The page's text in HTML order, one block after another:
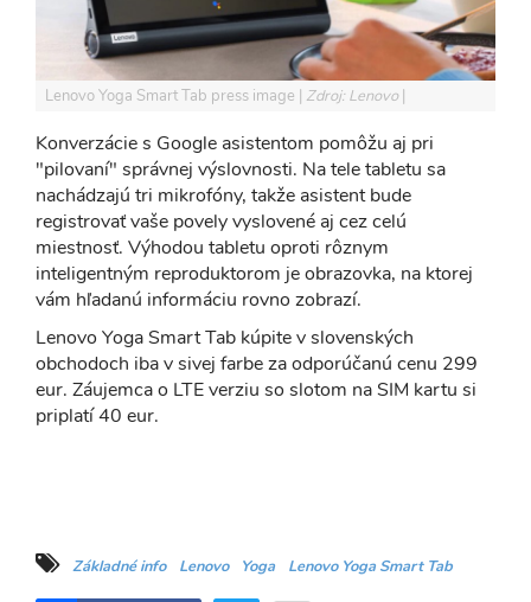
Lenovo Yoga Smart Tab press image Zdroj: Lenovo
Konverzácie s Google asistentom pomôžu aj pri
"pilovaní" správnej výslovnosti. Na tele tabletu sa
nachádzajú tri mikrofóny, takže asistent bude
registrovať vaše povely vyslovené aj cez celú
miestnosť. Výhodou tabletu oproti rôznym
inteligentným reproduktorom je obrazovka, na ktorej
vám hľadanú informáciu rovno zobrazí.
Lenovo Yoga Smart Tab kúpite v slovenských
obchodoch iba v sivej farbe za odporúčanú cenu 299
eur. Záujemca o LTE verziu so slotom na SIM kartu si
priplatí 40 eur.
Základné info Lenovo Yoga Lenovo Yoga Smart Tab